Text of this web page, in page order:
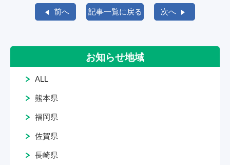
前へ 記事一覧に戻る 次へ
お知らせ地域
ALL
熊本県
福岡県
佐賀県
長崎県